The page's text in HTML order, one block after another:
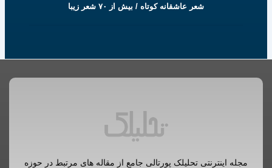
شعر عاشقانه کوتاه / بیش از ۷۰ شعر زیبا
مجله اینترنتی تحلیلک پورتالی جامع از مقاله های مرتبط در حوزه